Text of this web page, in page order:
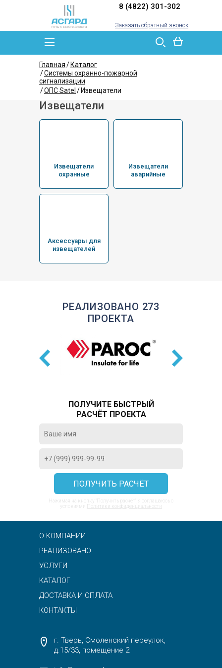
8 (4822) 301-302
Заказать обратный звонок
Главная
Каталог
Системы охранно-пожарной
сигнализации
ОПС Satel
Извещатели
Извещатели
Извещатели
охранные
Извещатели
аварийные
Аксессуары для
извещателей
РЕАЛИЗОВАНО 273
ПРОЕКТА
ПОЛУЧИТЕ БЫСТРЫЙ
РАСЧЁТ ПРОЕКТА
Нажимая на кнопку "Получить расчёт", я соглашаюсь с
условиями
Политики конфиденциальности
О КОМПАНИИ
РЕАЛИЗОВАНО
УСЛУГИ
КАТАЛОГ
ДОСТАВКА И ОПЛАТА
КОНТАКТЫ
г. Тверь, Смоленский переулок,
д.15/33, помещение 2